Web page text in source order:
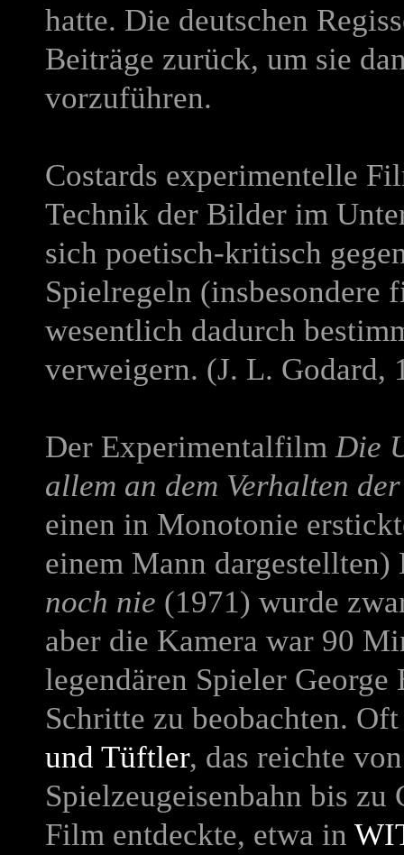
hatte. Die deutschen
Beiträge zurück, um sie
vorzuführen.
Costards experimentelle
Technik der Bilder im
sich poetisch-kritisch
Spielregeln
wesentlich dadurch
verweigern. (J. L. Godard,
Der ExperimentalfilmDie
allem an dem Verhalten
einen in Monotonie
einem Mann
noch nie (1971) wurde
aber die Kamera war 90
legendären Spieler
Schritte zu beobachten.
und Tüftler, das reichte
Spielzeugeisenbahn bis
Film entdeckte, etwa in